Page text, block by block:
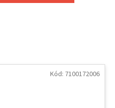
Kód: 7100172006